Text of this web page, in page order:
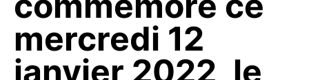
mercredi 12
janvier 2022, le